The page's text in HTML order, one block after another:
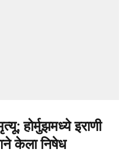
होर्मुझमध्ये इराणी
केला निषेध